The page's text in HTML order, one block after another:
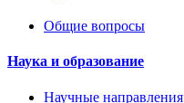
Общие вопросы
Наука и образование
Научные направления